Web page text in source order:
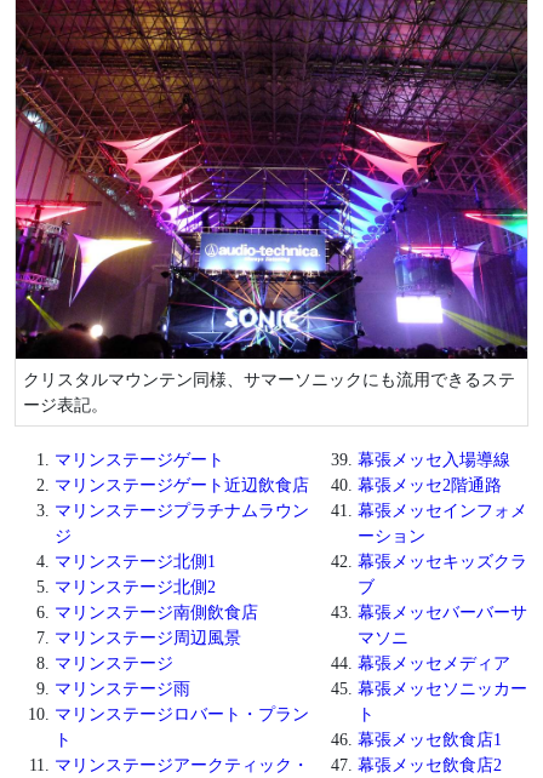
クリスタルマウンテン同様、サマーソニックにも流用できるステ
ージ表記。
マリンステージゲート
マリンステージゲート近辺飲食店
マリンステージプラチナムラウン
ジ
マリンステージ北側1
マリンステージ北側2
マリンステージ南側飲食店
マリンステージ周辺風景
マリンステージ
マリンステージ雨
マリンステージロバート・プラン
ト
マリンステージアークティック・
幕張メッセ入場導線
幕張メッセ2階通路
幕張メッセインフォメ
ーション
幕張メッセキッズクラ
ブ
幕張メッセバーバーサ
マソニ
幕張メッセメディア
幕張メッセソニッカー
ト
幕張メッセ飲食店1
幕張メッセ飲食店2